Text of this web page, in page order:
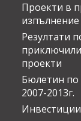
Проекти в
изпълнение
Резултати
приключили
проекти
Бюлетин
2007-2013г.
Инвестиции